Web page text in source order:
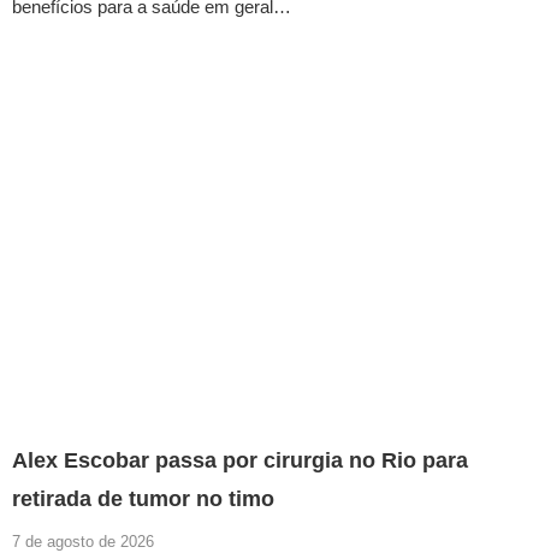
benefícios para a saúde em geral…
Alex Escobar passa por cirurgia no Rio para
retirada de tumor no timo
7 de agosto de 2026